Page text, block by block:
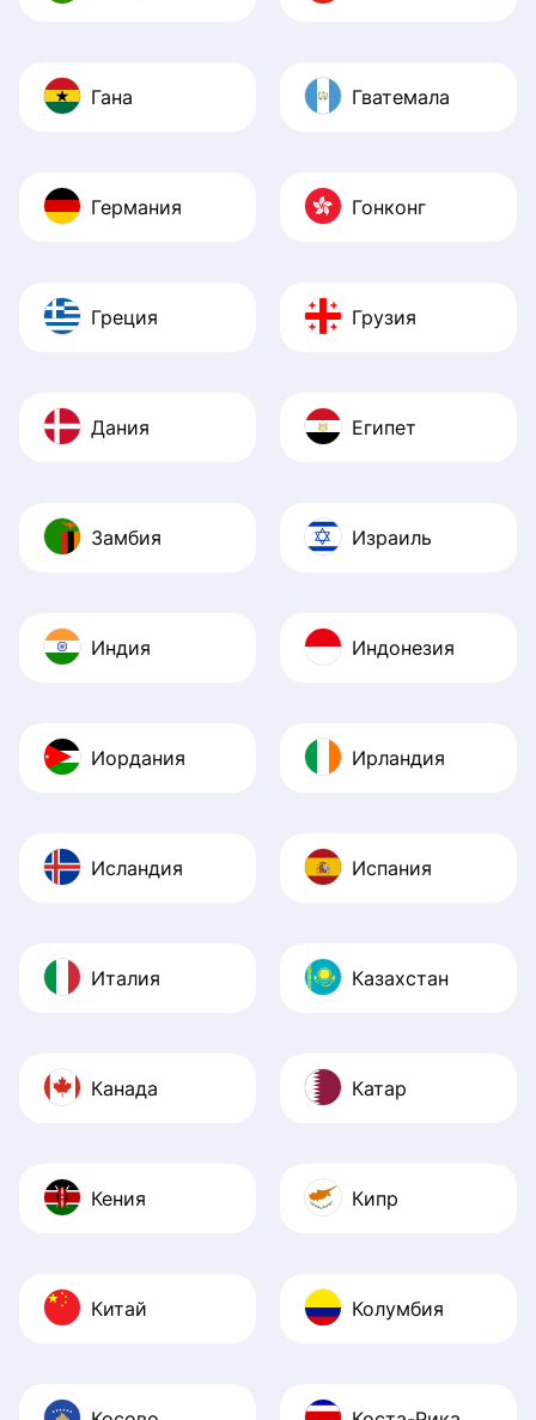
Гана Гватемала
Германия Гонконг
Греция Грузия
Дания Египет
Замбия Израиль
Индия Индонезия
Иордания Ирландия
Исландия Испания
Италия Казахстан
Канада Катар
Кения Кипр
Китай Колумбия